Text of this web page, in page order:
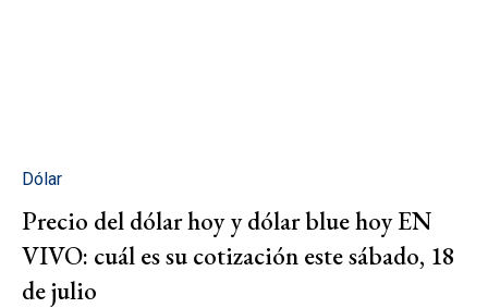
Dólar
Precio del dólar hoy y dólar blue hoy EN
VIVO: cuál es su cotización este sábado, 18
de julio